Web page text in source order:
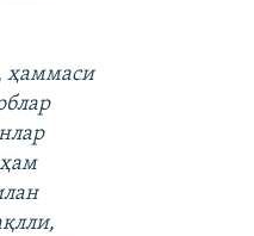
ҳаммаси